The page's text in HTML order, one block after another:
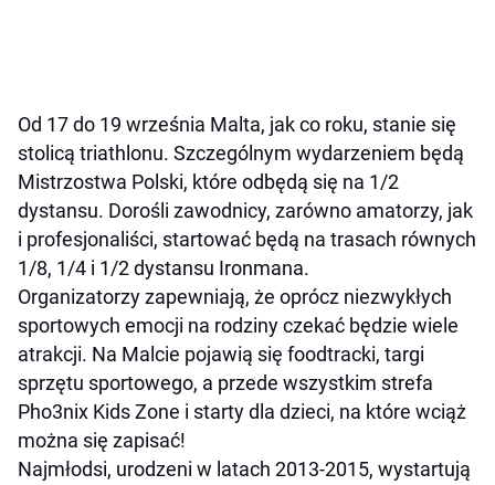
Od 17 do 19 września Malta, jak co roku, stanie się
stolicą triathlonu. Szczególnym wydarzeniem będą
Mistrzostwa Polski, które odbędą się na 1/2
dystansu. Dorośli zawodnicy, zarówno amatorzy, jak
i profesjonaliści, startować będą na trasach równych
1/8, 1/4 i 1/2 dystansu Ironmana.
Organizatorzy zapewniają, że oprócz niezwykłych
sportowych emocji na rodziny czekać będzie wiele
atrakcji. Na Malcie pojawią się foodtracki, targi
sprzętu sportowego, a przede wszystkim strefa
Pho3nix Kids Zone i starty dla dzieci, na które wciąż
można się zapisać!
Najmłodsi, urodzeni w latach 2013-2015, wystartują